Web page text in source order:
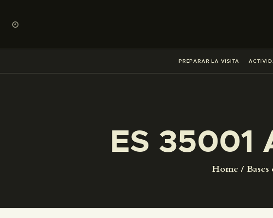
PREPARAR LA VISITA
ES 35001
Home Bases
█